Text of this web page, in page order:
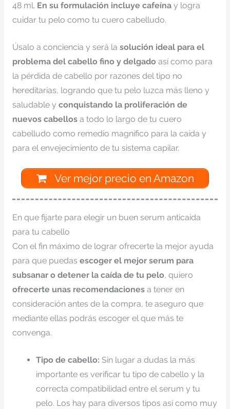
48 ml. En su formulación incluye cafeínay logra
cuidar tu pelo como tu cuero cabelludo.
Úsalo a conciencia y será la solución ideal para el
problema del cabello fino y delgadoasí como para
la pérdida de cabello por razones del tipo no
hereditarias, logrando que tu pelo luzca más lleno y
saludable y conquistando la proliferación de
nuevos cabellosa todo lo largo de tu cuero
cabelludo como remedio magnífico para la caída y
para el envejecimiento de tu sistema capilar.
Ver mejor precio en Amazon
En que fijarte para elegir un buen serum anticaida
para tu cabello
Con el fin máximo de lograr ofrecerte la mejor ayuda
para que puedas escoger el mejor serum para
subsanar o detener la caída de tu pelo, quiero
ofrecerte unas recomendacionesa tener en
consideración antes de la compra, te aseguro que
mediante ellas podrás escoger el que más te
convenga.
Tipo de cabello:Sin lugar a dudas la más
importante es verificar tu tipo de cabello y la
correcta compatibilidad entre el serum y tu
pelo. Los hay para diversos tipos así como muy